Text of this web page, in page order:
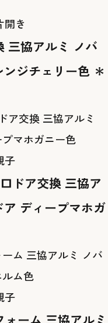
開き
三協アルミ ノバ
ジチェリー色 ＊
子
ドア交換 三協ア
ディープマホガ
子
ーム 三協アルミ